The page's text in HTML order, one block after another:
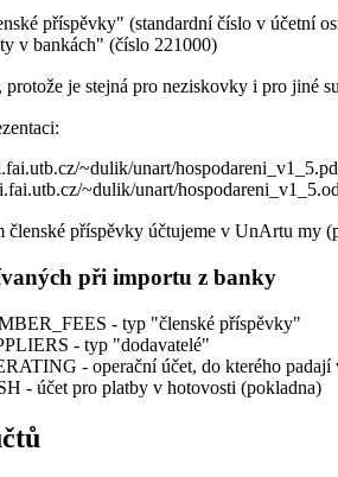
příspěvky" (standardní číslo v účetní
v bankách" (číslo 221000)
je stejná pro neziskovky i pro jiné
členské příspěvky účtujeme v UnArtu my
při importu z banky
- typ "členské příspěvky"
- typ "dodavatelé"
- operační účet, do kterého
- účet pro platby v hotovosti (pokladna)